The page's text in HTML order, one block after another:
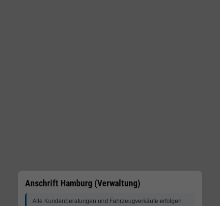
Anschrift Hamburg (Verwaltung)
Alle Kundenberatungen und Fahrzeugverkäufe erfolgen